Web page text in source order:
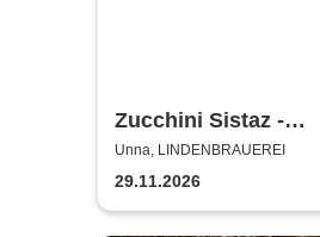
Zucchini Sistaz -
Weihnachten mit den
Zucchini Sistaz
Unna, LINDENBRAUEREI
29.11.2026